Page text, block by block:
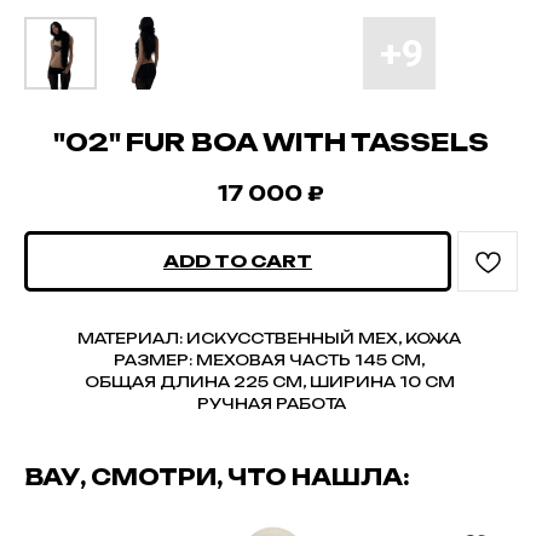
"02" FUR BOA WITH TASSELS
17 000 ₽
ADD TO CART
МАТЕРИАЛ: ИСКУССТВЕННЫЙ МЕХ, КОЖА
РАЗМЕР: МЕХОВАЯ ЧАСТЬ 145 СМ,
ОБЩАЯ ДЛИНА 225 СМ, ШИРИНА 10 СМ
РУЧНАЯ РАБОТА
ВАУ, СМОТРИ, ЧТО НАШЛА: